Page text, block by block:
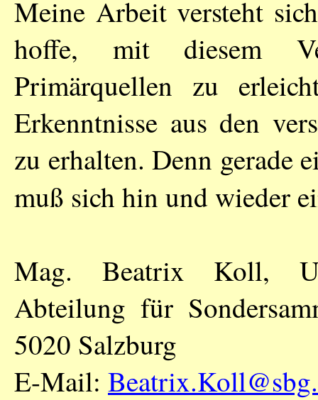
Meine Arbeit versteht
hoffe, mit diesem
Primärquellen zu
Erkenntnisse aus den
zu erhalten. Denn gerade
muß sich hin und wieder
Mag. Beatrix Koll,
Abteilung für
5020 Salzburg
E-Mail: